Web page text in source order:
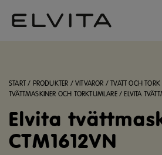
START / PRODUKTER /VITVAROR /TVÄTT OCH TORK
TVÄTTMASKINER OCH TORKTUMLARE/ELVITA
Elvita
CTM1612VN